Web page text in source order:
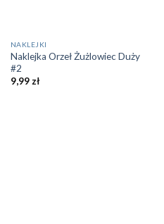
BRAK W MAGAZYNIE
NAKLEJKI
Naklejka Orzeł Żużlowiec Duży
#2
9,99zł